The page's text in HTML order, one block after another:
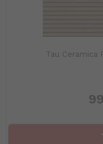
Tau Ceramica